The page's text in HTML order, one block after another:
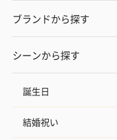
ブランドから探す
シーンから探す
誕生日
結婚祝い